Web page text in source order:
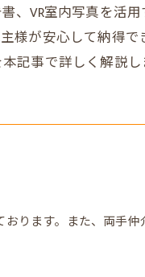
、VR室内写真を活
様が安心して納得で
記事で詳しく解説し
ります。また、両手仲